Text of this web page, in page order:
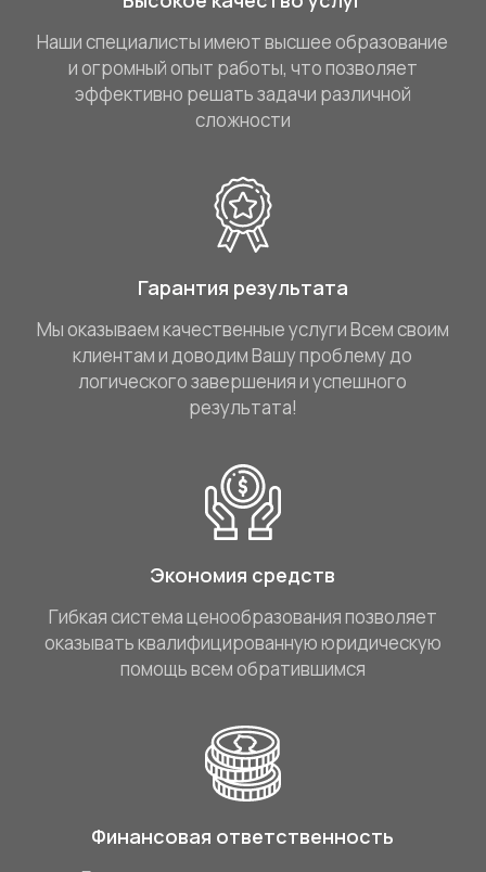
Наши специалисты имеют высшее образование
и огромный опыт работы, что позволяет
эффективно решать задачи различной
сложности
Гарантия результата
Мы оказываем качественные услуги Всем своим
клиентам и доводим Вашу проблему до
логического завершения и успешного
результата!
Экономия средств
Гибкая система ценообразования позволяет
оказывать квалифицированную юридическую
помощь всем обратившимся
Финансовая ответственность